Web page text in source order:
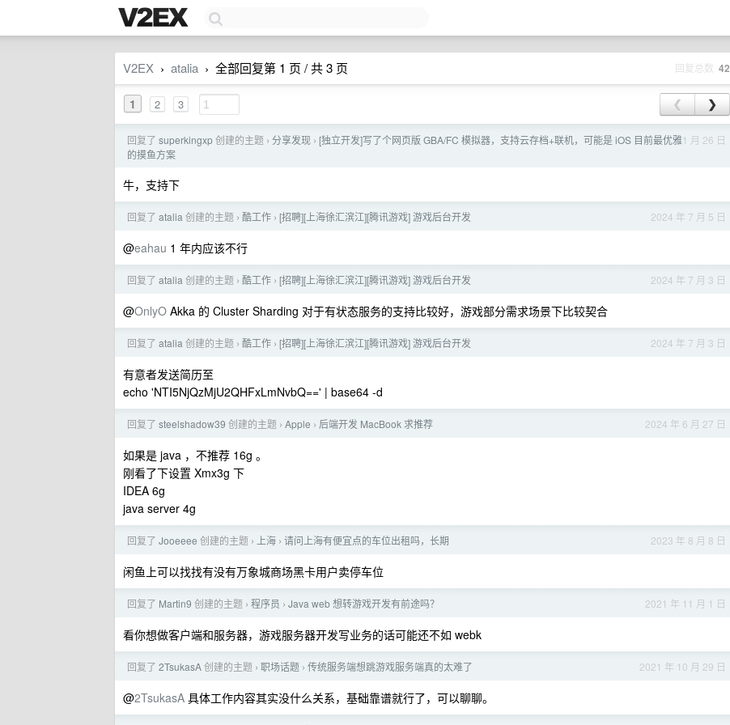
V2EX › atalia › 全部回复第 1 页 / 共 3 页 回复总数 42
1 2 3 ❮ ❯
1 月 26 日
回复了 superkingxp创建的主题 › 分享发现 › [独立开发]写了个网页版 GBA/FC 模拟器，支持云存档+联机，可能是 iOS 目前最优雅
的摸鱼方案
牛，支持下
2024 年 7 月 5 日
回复了 atalia 创建的主题 › 酷工作 › [招聘][上海徐汇滨江][腾讯游戏] 游戏后台开发
@eahau 1 年内应该不行
2024 年 7 月 3 日
回复了 atalia 创建的主题 › 酷工作 › [招聘][上海徐汇滨江][腾讯游戏] 游戏后台开发
@OnlyO Akka 的 Cluster Sharding 对于有状态服务的支持比较好，游戏部分需求场景下比较契合
2024 年 7 月 3 日
回复了 atalia 创建的主题 › 酷工作 › [招聘][上海徐汇滨江][腾讯游戏] 游戏后台开发
有意者发送简历至
echo 'NTI5NjQzMjU2QHFxLmNvbQ==' | base64 -d
2024 年 6 月 27 日
回复了 steelshadow39 创建的主题 › Apple › 后端开发 MacBook 求推荐
如果是 java ，不推荐 16g 。
刚看了下设置 Xmx3g 下
IDEA 6g
java server 4g
2023 年 8 月 8 日
回复了 Jooeeee 创建的主题 › 上海 › 请问上海有便宜点的车位出租吗，长期
闲鱼上可以找找有没有万象城商场黑卡用户卖停车位
2021 年 11 月 1 日
回复了 Martin9 创建的主题 › 程序员 › Java web 想转游戏开发有前途吗？
看你想做客户端和服务器，游戏服务器开发写业务的话可能还不如 webk
2021 年 10 月 29 日
回复了 2TsukasA创建的主题 › 职场话题 › 传统服务端想跳游戏服务端真的太难了
@2TsukasA 具体工作内容其实没什么关系，基础靠谱就行了，可以聊聊。